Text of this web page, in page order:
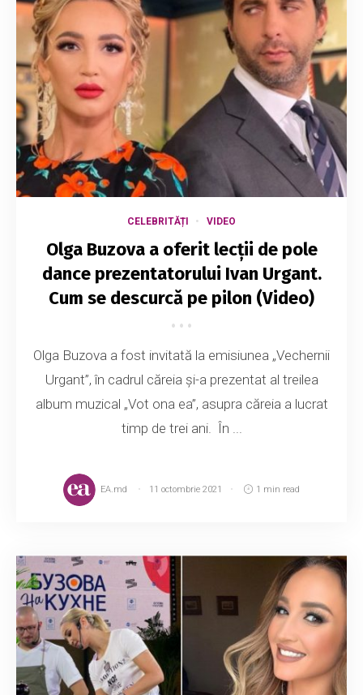
CELEBRITĂȚI VIDEO
Olga Buzova a oferit lecții de pole
dance prezentatorului Ivan Urgant.
Cum se descurcă pe pilon (Video)
Olga Buzova a fost invitată la emisiunea „Vechernii
Urgant”, în cadrul căreia și-a prezentat al treilea
album muzical „Vot ona ea”, asupra căreia a lucrat
timp de trei ani. În ...
EA.md 11 octombrie 2021 1 min read